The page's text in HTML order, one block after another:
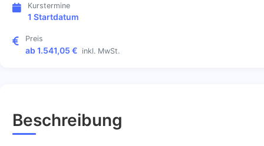
Kurstermine
1 Startdatum
Preis
ab 1.541,05 € inkl. MwSt.
Beschreibung